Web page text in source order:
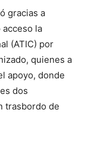
gracias a
la
(ATIC) por
quienes a
apoyo, donde
dos
trasbordo de